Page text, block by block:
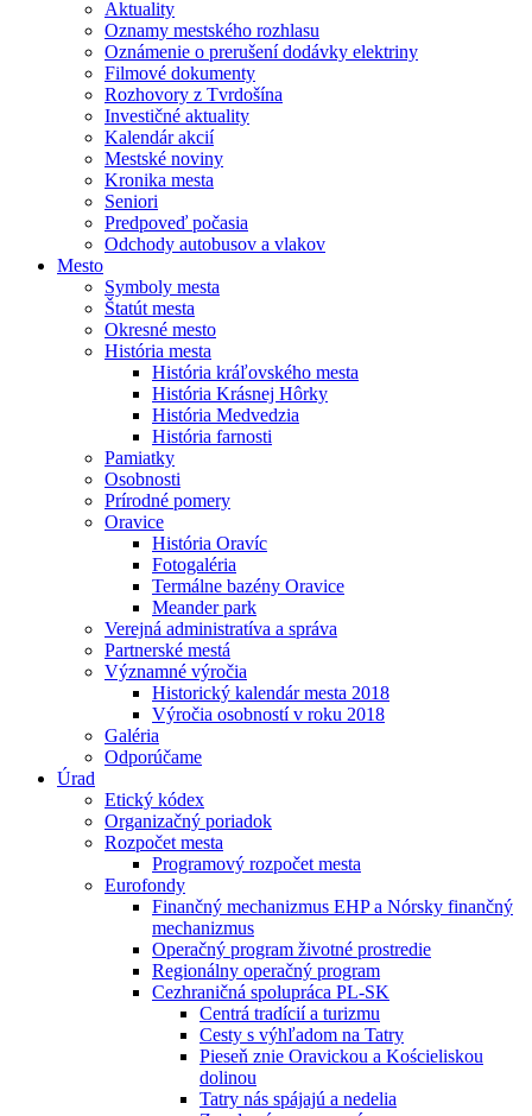
Aktuality
Oznamy mestského rozhlasu
Oznámenie o prerušení dodávky elektriny
Filmové dokumenty
Rozhovory z Tvrdošína
Investičné aktuality
Kalendár akcií
Mestské noviny
Kronika mesta
Seniori
Predpoveď počasia
Odchody autobusov a vlakov
Mesto
Symboly mesta
Štatút mesta
Okresné mesto
História mesta
História kráľovského mesta
História Krásnej Hôrky
História Medvedzia
História farnosti
Pamiatky
Osobnosti
Prírodné pomery
Oravice
História Oravíc
Fotogaléria
Termálne bazény Oravice
Meander park
Verejná administratíva a správa
Partnerské mestá
Významné výročia
Historický kalendár mesta 2018
Výročia osobností v roku 2018
Galéria
Odporúčame
Úrad
Etický kódex
Organizačný poriadok
Rozpočet mesta
Programový rozpočet mesta
Eurofondy
Finančný mechanizmus EHP a Nórsky finančný
mechanizmus
Operačný program životné prostredie
Regionálny operačný program
Cezhraničná spolupráca PL-SK
Centrá tradícií a turizmu
Cesty s výhľadom na Tatry
Pieseň znie Oravickou a Kościeliskou
dolinou
Tatry nás spájajú a nedelia